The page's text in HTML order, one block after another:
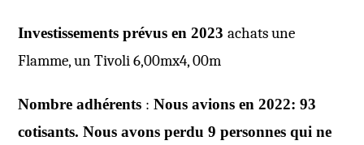
Investissements prévus en 2023achats une
Flamme, un Tivoli 6,00mx4, 00m
Nombre adhérents : Nous avions en 2022: 93
cotisants. Nous avons perdu 9 personnes qui ne